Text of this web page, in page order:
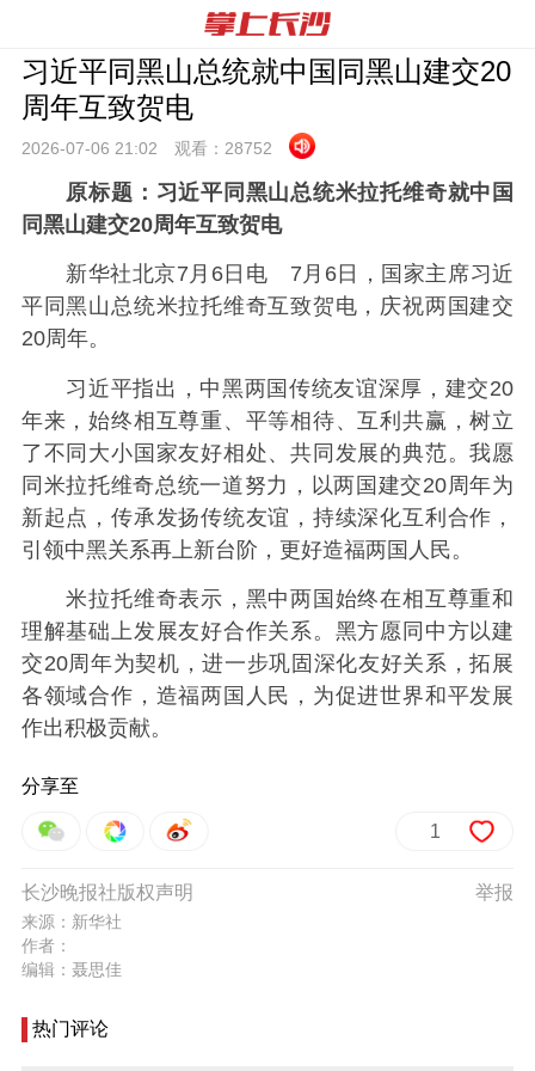
习近平同黑山总统就中国同黑山建交20
周年互致贺电
2026-07-06 21:02 观看： 28752
原标题： 习近平同黑山总统米拉托维奇就中国
同黑山建交20周年互致贺电
新华社北京7月6日电 7月6日，国家主席习近
平同黑山总统米拉托维奇互致贺电，庆祝两国建交
20周年。
习近平指出，中黑两国传统友谊深厚，建交20
年来，始终相互尊重、平等相待、互利共赢，树立
了不同大小国家友好相处、共同发展的典范。我愿
同米拉托维奇总统一道努力，以两国建交20周年为
新起点，传承发扬传统友谊，持续深化互利合作，
引领中黑关系再上新台阶，更好造福两国人民。
米拉托维奇表示，黑中两国始终在相互尊重和
理解基础上发展友好合作关系。黑方愿同中方以建
交20周年为契机，进一步巩固深化友好关系，拓展
各领域合作，造福两国人民，为促进世界和平发展
作出积极贡献。
分享至
1
举报
长沙晚报社版权声明
来源：新华社
作者：
编辑：聂思佳
热门评论